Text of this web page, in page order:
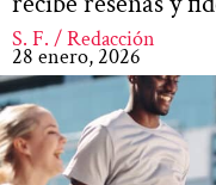
S. F. / Redacción
28 enero, 2026